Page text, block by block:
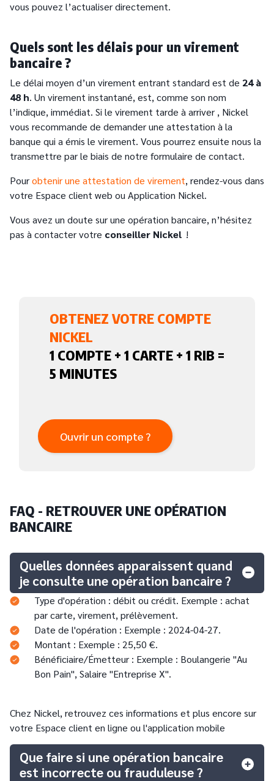
vous pouvez l’actualiser directement.
Quels sont les délais pour un virement
bancaire ?
Le délai moyen d’un virement entrant standard est de 24 à
48 h. Un virement instantané, est, comme son nom
l’indique, immédiat. Si le virement tarde à arriver , Nickel
vous recommande de demander une attestation à la
banque qui a émis le virement. Vous pourrez ensuite nous la
transmettre par le biais de notre formulaire de contact.
Pourobtenir une attestation de virement, rendez-vous dans
votre Espace client web ou Application Nickel.
Vous avez un doute sur une opération bancaire, n’hésitez
pas à contacter votre conseiller Nickel !
OBTENEZ VOTRE COMPTE
NICKEL
1 COMPTE + 1 CARTE + 1 RIB =
5 MINUTES
Ouvrir un compte ?
FAQ - RETROUVER UNE OPÉRATION
BANCAIRE
Quelles données apparaissent quand
je consulte une opération bancaire ?
Type d'opération : débit ou crédit. Exemple : achat
par carte, virement, prélèvement.
Date de l'opération : Exemple : 2024-04-27.
Montant : Exemple : 25,50 €.
Bénéficiaire/Émetteur : Exemple : Boulangerie "Au
Bon Pain", Salaire "Entreprise X".
Chez Nickel, retrouvez ces informations et plus encore sur
votre Espace client en ligne ou l'application mobile
Que faire si une opération bancaire
est incorrecte ou frauduleuse ?